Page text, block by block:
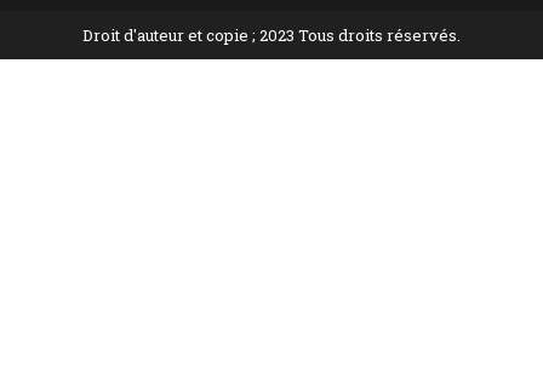
Droit d'auteur et copie ; 2023 Tous droits réservés.